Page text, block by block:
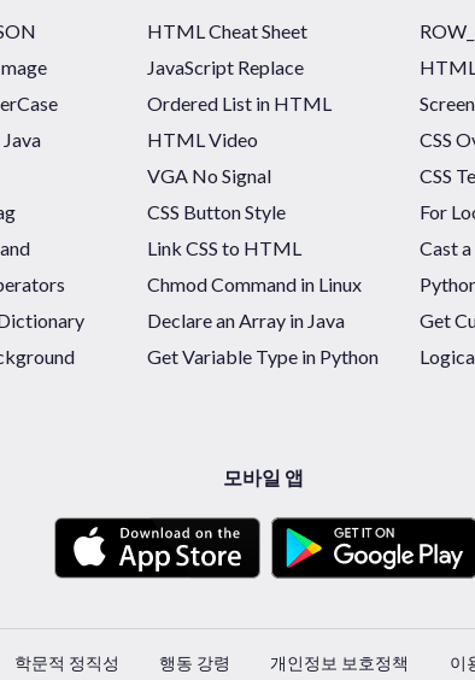
HTML Cheat Sheet
JavaScript Replace
Ordered List in HTML
HTML Video
CSS
VGA No Signal
CSS
CSS Button Style
For
Link CSS to HTML
Cast a
Chmod Command in Linux
Declare an Array in Java
Get
Get Variable Type in Python
모바일 앱
학문적 정직성 행동 강령 개인정보 보호정책 이